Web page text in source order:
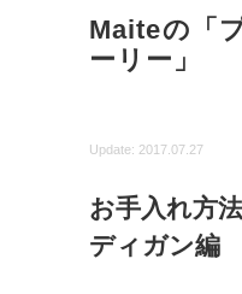
Maiteの「
ーリー」
Update: 2017.07.27
お手入れ方
ディガン編